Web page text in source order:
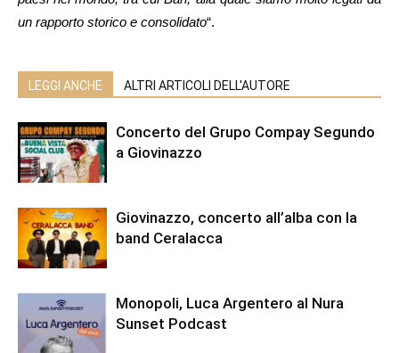
un rapporto storico e consolidato“.
LEGGI ANCHE ALTRI ARTICOLI DELL'AUTORE
Concerto del Grupo Compay Segundo
a Giovinazzo
Giovinazzo, concerto all’alba con la
band Ceralacca
Monopoli, Luca Argentero al Nura
Sunset Podcast